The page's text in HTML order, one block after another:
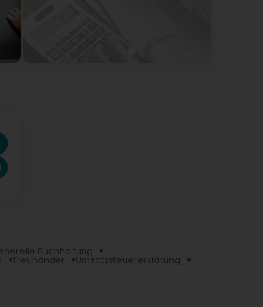
Buchhaltung
Treuhänder Umsatzsteuererklärung